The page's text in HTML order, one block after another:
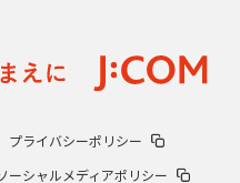
プライバシーポリシー
ーシャルメディアポリシー